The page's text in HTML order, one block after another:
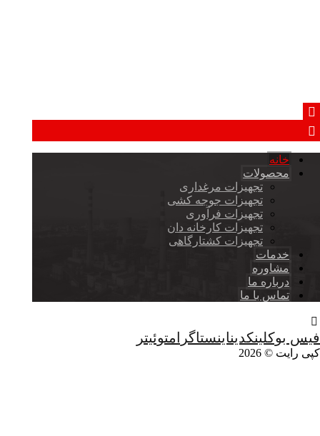
خانه
محصولات
تجهیزات مرغداری
تجهیزات جوجه کشی
تجهیزات فرآوری
تجهیزات کارخانه دان
تجهیزات کشتارگاهی
خدمات
مشاوره
درباره ما
تماس با ما
فیس بوکلینکدیناینستاگرامتوئیتر
کپی رایت © 2026